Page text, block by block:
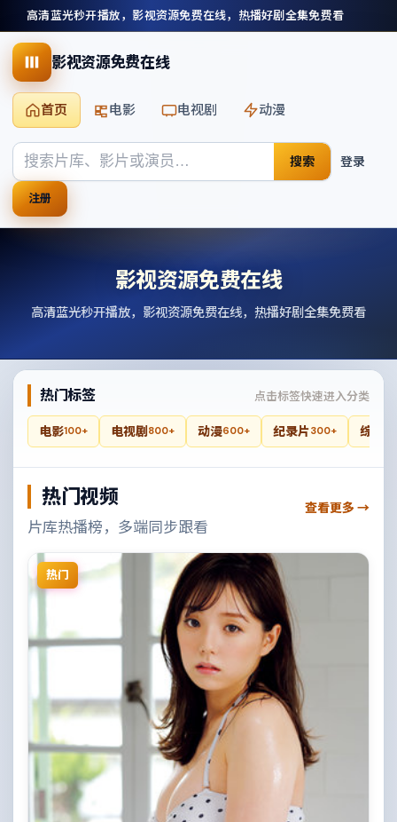
高清蓝光秒开播放，影视资源免费在线，热播好剧全集免费看
影视资源免费在线
首页 电影 电视剧 动漫
搜索 登录
注册
影视资源免费在线
高清蓝光秒开播放，影视资源免费在线，热播好剧全集免费看
热门标签 点击标签快速进入分类
电影100+ 电视剧 800+ 动漫600+ 纪录片300+ 综艺
热门视频
片库热播榜，多端同步跟看
查看更多 →
热门